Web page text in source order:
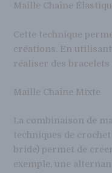
Maille Chaîne
Cette technique
créations. En
réaliser des bracelets
Maille Chaîne Mixte
La combinaison de
techniques de
bride) permet de
exemple, une